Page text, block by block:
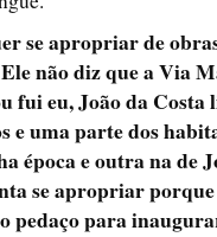
se apropriar de
Ele não diz que a Via
fui eu, João da Costa
e uma parte dos
época e outra na de
se apropriar
pedaço para